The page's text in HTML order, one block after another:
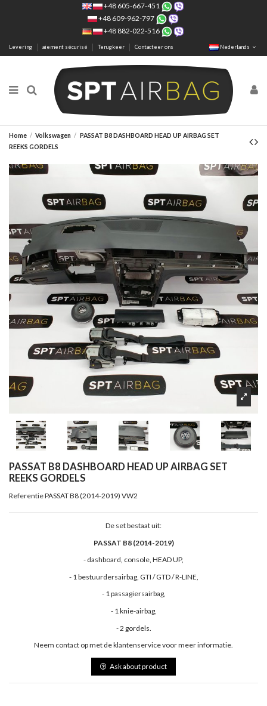
+48 605-667-451
+48 609-962-797
+48 882-022-516
Levering aiement sécurisé Terugkeer Contacteer ons Nederlands
Home Volkswagen
PASSAT B8 DASHBOARD HEAD UP AIRBAG SET
REEKS GORDELS
PASSAT B8 DASHBOARD HEAD UP AIRBAG SET
REEKS GORDELS
ReferentiePASSAT B8 (2014-2019) VW2
De set bestaat uit:
PASSAT B8 (2014-2019)
- dashboard, console, HEAD UP,
- 1 bestuurdersairbag, GTI / GTD / R-LINE,
- 1 passagiersairbag,
- 1 knie-airbag,
- 2 gordels.
Neem contact op met de klantenservice voor meer informatie.
Ask about product